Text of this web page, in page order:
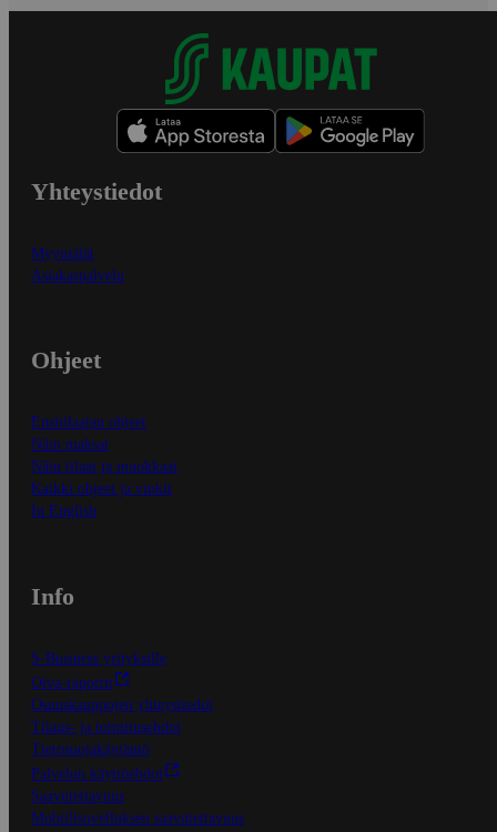
Yhteystiedot
Myymälät
Asiakaspalvelu
Ohjeet
Ensitilaajan ohjeet
Näin maksat
Näin tilaat ja muokkaat
Kaikki ohjeet ja vinkit
In English
Info
S-Business yrityksille
Oiva-raportit
Osuuskauppojen yhteystiedot
Tilaus- ja toimitusehdot
Tietosuojakäytäntö
Palvelun käyttöehdot
Saavutettavuus
Mobiilisovelluksen saavutettavuus